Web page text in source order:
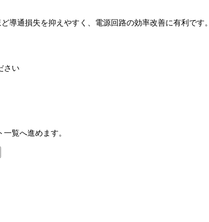
導通損失を抑えやすく、電源回路の効率改善に有利です。
さい
覧へ進めます。